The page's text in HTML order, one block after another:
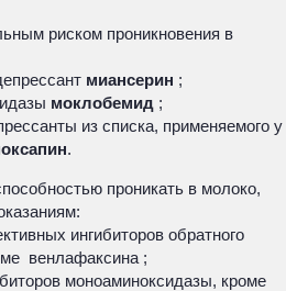
риском проникновения в
миансерин ;
моклобемид ;
из списка, применяемого у
.
проникать в молоко,
ингибиторов обратного
венлафаксина ;
моноаминоксидазы, кроме